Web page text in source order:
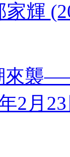
輝
來襲
2月